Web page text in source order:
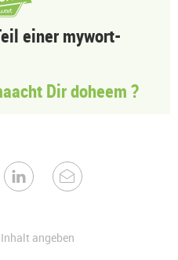
einer mywort-
Dir doheem ?
angeben